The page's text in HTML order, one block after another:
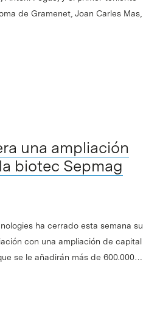
de Gramenet, Joan Carles Mas,
una ampliación
biotec Sepmag
ha cerrado esta semana su
con una ampliación de capital
se le añadirán más de 600.000…